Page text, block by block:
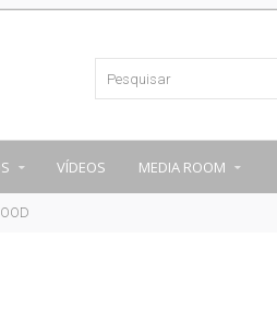
VÍDEOS MEDIA ROOM